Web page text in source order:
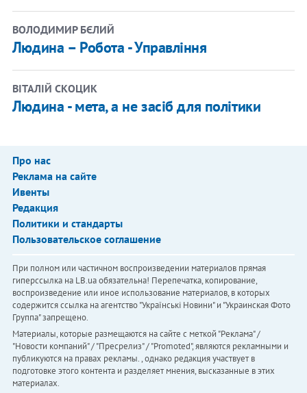
ВОЛОДИМИР БЄЛИЙ
Людина – Робота - Управління
ВІТАЛІЙ СКОЦИК
Людина - мета, а не засіб для політики
Про нас
Реклама на сайте
Ивенты
Редакция
Политики и стандарты
Пользовательское соглашение
При полном или частичном воспроизведении материалов прямая
гиперссылка на LB.ua обязательна! Перепечатка, копирование,
воспроизведение или иное использование материалов, в которых
содержится ссылка на агентство "Українськi Новини" и "Украинская Фото
Группа" запрещено.
Материалы, которые размещаются на сайте с меткой "Реклама" /
"Новости компаний" / "Пресрелиз" / "Promoted", являются рекламными и
публикуются на правах рекламы. , однако редакция участвует в
подготовке этого контента и разделяет мнения, высказанные в этих
материалах.